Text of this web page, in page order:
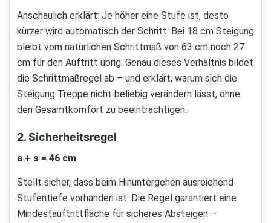
Anschaulich erklärt: Je höher eine Stufe ist, desto
kürzer wird automatisch der Schritt. Bei 18 cm Steigung
bleibt vom natürlichen Schrittmaß von 63 cm noch 27
cm für den Auftritt übrig. Genau dieses Verhältnis bildet
die Schrittmaßregel ab – und erklärt, warum sich die
Steigung Treppe nicht beliebig verändern lässt, ohne
den Gesamtkomfort zu beeinträchtigen.
2. Sicherheitsregel
a + s = 46 cm
Stellt sicher, dass beim Hinuntergehen ausreichend
Stufentiefe vorhanden ist. Die Regel garantiert eine
Mindestauftrittfläche für sicheres Absteigen –